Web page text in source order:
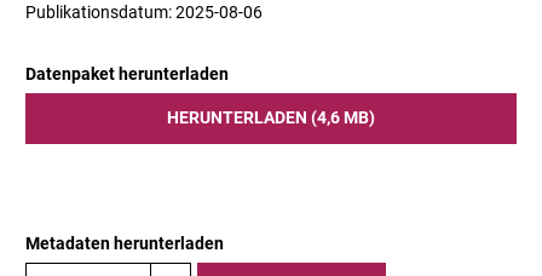
Publikationsdatum: 2025-08-06
Datenpaket herunterladen
HERUNTERLADEN (4,6 MB)
Metadaten herunterladen